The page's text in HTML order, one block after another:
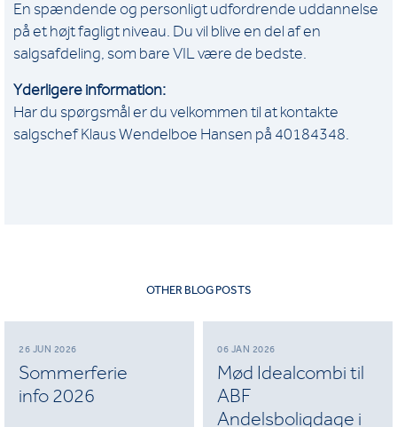
En spændende og personligt udfordrende uddannelse
på et højt fagligt niveau. Du vil blive en del af en
salgsafdeling, som bare VIL være de bedste.
Yderligere information:
Har du spørgsmål er du velkommen til at kontakte
salgschef Klaus Wendelboe Hansen på 40184348.
OTHER BLOG POSTS
26 JUN 2026
Sommerferie
info 2026
06 JAN 2026
Mød Idealcombi til
ABF
Andelsboligdage i